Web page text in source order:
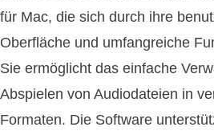
für Mac, die sich durch ihre
Oberfläche und umfangreiche
Sie ermöglicht das einfache
Abspielen von Audiodateien in
Formaten. Die Software